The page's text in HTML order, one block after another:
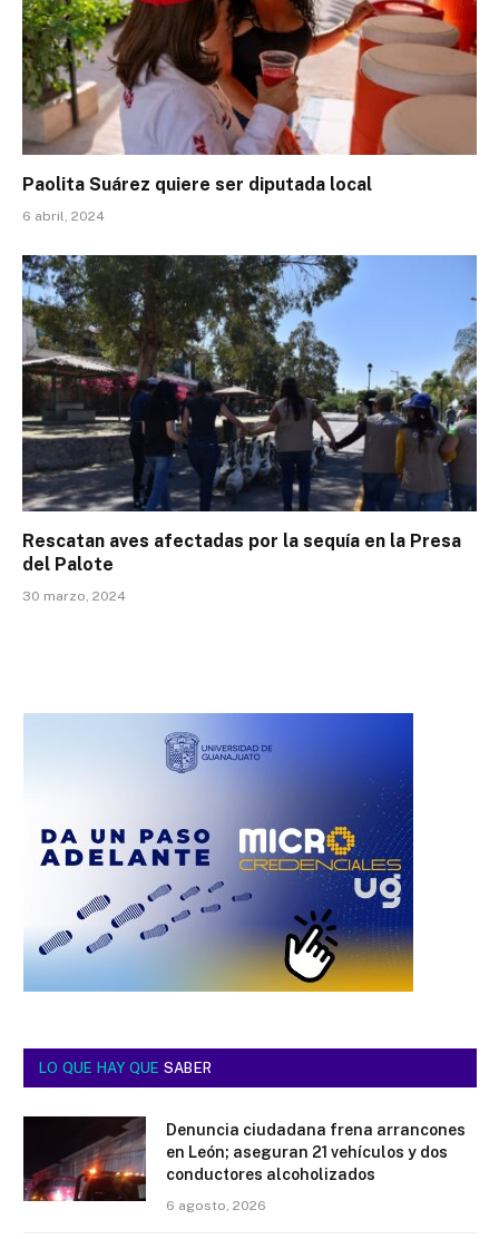
Paolita Suárez quiere ser diputada local
6 abril, 2024
Rescatan aves afectadas por la sequía en la Presa
del Palote
30 marzo, 2024
LO QUE HAY QUE SABER
Denuncia ciudadana frena arrancones
en León; aseguran 21 vehículos y dos
conductores alcoholizados
6 agosto, 2026